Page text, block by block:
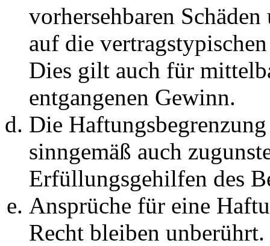
vorhersehbaren
auf die
Dies gilt auch für
entgangenen Gewinn.
Die
sinngemäß auch
Erfüllungsgehilfen des
Ansprüche für eine
Recht bleiben unberührt.